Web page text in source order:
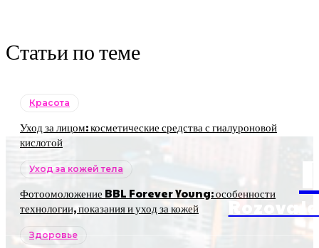
Статьи по теме
Красота
Уход за лицом: косметические средства с гиалуроновой
кислотой
Уход за кожей тела
Фотоомоложение BBL Forever Young: особенности
технологии, показания и уход за кожей
Здоровье